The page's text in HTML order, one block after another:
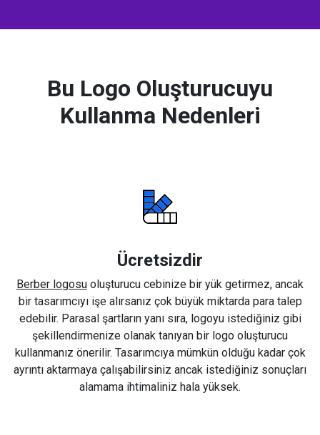
Bu Logo Oluşturucuyu
Kullanma Nedenleri
Ücretsizdir
Berber logosu oluşturucu cebinize bir yük getirmez, ancak
bir tasarımcıyı işe alırsanız çok büyük miktarda para talep
edebilir. Parasal şartların yanı sıra, logoyu istediğiniz gibi
şekillendirmenize olanak tanıyan bir logo oluşturucu
kullanmanız önerilir. Tasarımcıya mümkün olduğu kadar çok
ayrıntı aktarmaya çalışabilirsiniz ancak istediğiniz sonuçları
alamama ihtimaliniz hala yüksek.